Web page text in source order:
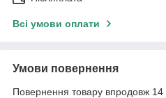
Всі умови оплати
Умови повернення
Повернення товару впродовж 14